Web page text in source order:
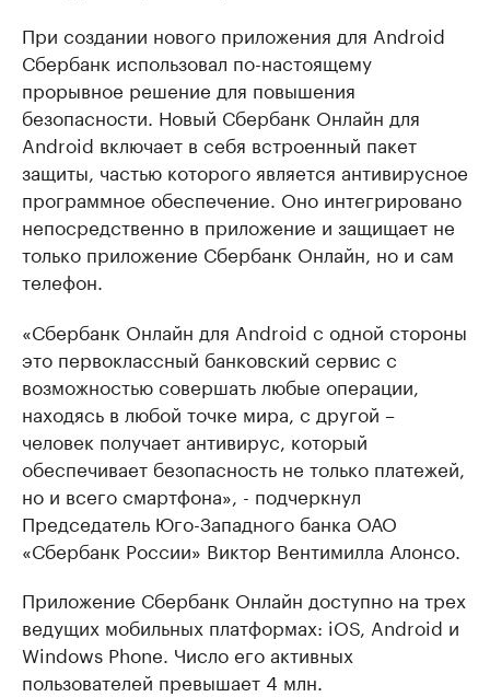
При создании нового приложения для Android
Сбербанк использовал по-настоящему
прорывное решение для повышения
безопасности. Новый Сбербанк Онлайн для
Android включает в себя встроенный пакет
защиты, частью которого является антивирусное
программное обеспечение. Оно интегрировано
непосредственно в приложение и защищает не
только приложение Сбербанк Онлайн, но и сам
телефон.
«Сбербанк Онлайн для Android с одной стороны
это первоклассный банковский сервис с
возможностью совершать любые операции,
находясь в любой точке мира, с другой –
человек получает антивирус, который
обеспечивает безопасность не только платежей,
но и всего смартфона», - подчеркнул
Председатель Юго-Западного банка ОАО
«Сбербанк России» Виктор Вентимилла Алонсо.
Приложение Сбербанк Онлайн доступно на трех
ведущих мобильных платформах: iOS, Android и
Windows Phone. Число его активных
пользователей превышает 4 млн.